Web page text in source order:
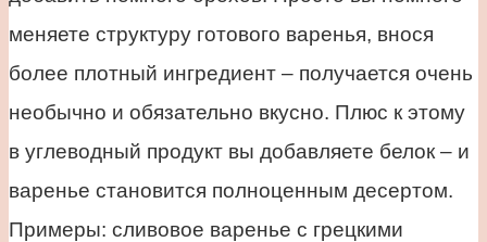
меняете структуру готового варенья, внося
более плотный ингредиент – получается очень
необычно и обязательно вкусно. Плюс к этому
в углеводный продукт вы добавляете белок – и
варенье становится полноценным десертом.
Примеры: сливовое варенье с грецкими